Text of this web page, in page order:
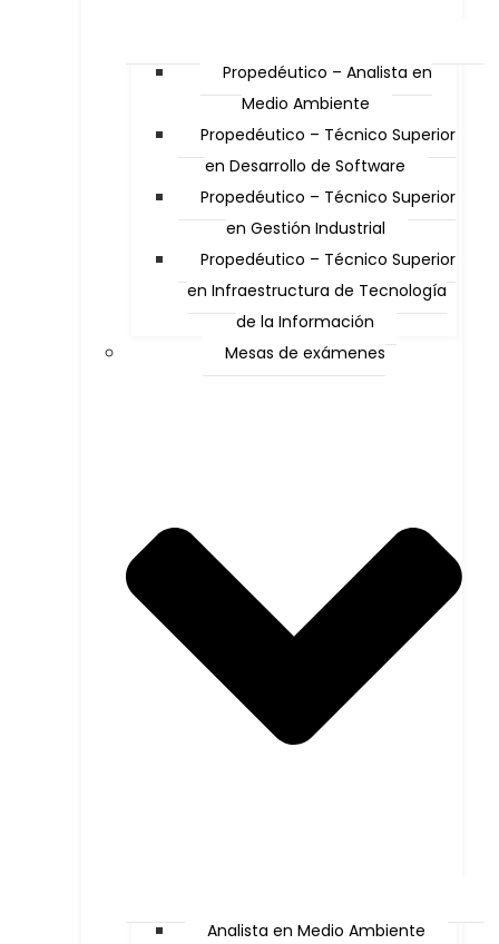
Propedéutico – Analista en
Medio Ambiente
Propedéutico – Técnico Superior
en Desarrollo de Software
Propedéutico – Técnico Superior
en Gestión Industrial
Propedéutico – Técnico Superior
en Infraestructura de Tecnología
de la Información
Mesas de exámenes
Analista en Medio Ambiente